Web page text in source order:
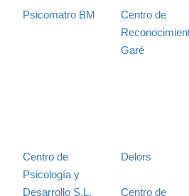
Psicomatro BM
Centro de
Garé
Centro de
Psicología y
Desarrollo S.L.
Delors
Centro de